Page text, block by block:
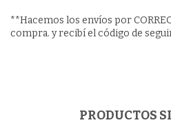
**Hacemos los envíos por
compra. y recibí el código de
PRODUCTOS